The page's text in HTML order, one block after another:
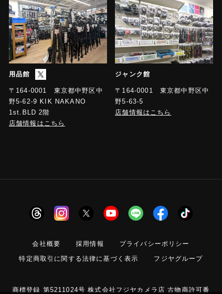
用品館
〒164-0001 東京都中野区中
野5-62-9 KIK NAKANO
1st.BLD 2階
店舗情報はこちら
ジャンク館
〒164-0001 東京都中野区中
野5-63-5
店舗情報はこちら
会社概要 採用情報
プライバシーポリシー
特定商取引に関する法律に基づく表示
フジヤグループ
商標登録 第5211024号 株式会社フジヤカメラ店 古物商許可番